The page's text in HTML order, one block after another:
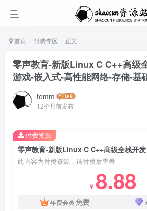
首页 付费专区 正文
零声教育-新版Linux C C++高级
游戏-嵌入式-高性能网络-存储-基
tomm
12个月前发布
此内容为付费资源，请付费后查看
￥ 8.88
年费会员 免费
付费资源